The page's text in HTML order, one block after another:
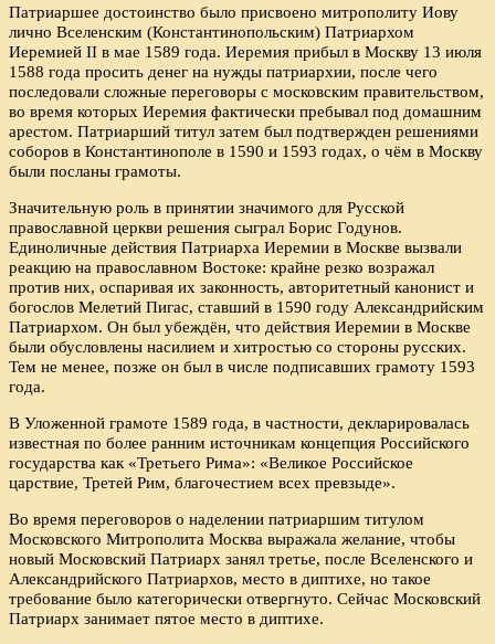
Патриаршее достоинство было присвоено митрополиту Иову
лично Вселенским (Константинопольским) Патриархом
Иеремией II в мае 1589 года. Иеремия прибыл в Москву 13 июля
1588 года просить денег на нужды патриархии, после чего
последовали сложные переговоры с московским правительством,
во время которых Иеремия фактически пребывал под домашним
арестом. Патриарший титул затем был подтвержден решениями
соборов в Константинополе в 1590 и 1593 годах, о чём в Москву
были посланы грамоты.
Значительную роль в принятии значимого для Русской
православной церкви решения сыграл Борис Годунов.
Единоличные действия Патриарха Иеремии в Москве вызвали
реакцию на православном Востоке: крайне резко возражал
против них, оспаривая их законность, авторитетный канонист и
богослов Мелетий Пигас, ставший в 1590 году Александрийским
Патриархом. Он был убеждён, что действия Иеремии в Москве
были обусловлены насилием и хитростью со стороны русских.
Тем не менее, позже он был в числе подписавших грамоту 1593
года.
В Уложенной грамоте 1589 года, в частности, декларировалась
известная по более ранним источникам концепция Российского
государства как «Третьего Рима»: «Великое Российское
царствие, Третей Рим, благочестием всех превзыде».
Во время переговоров о наделении патриаршим титулом
Московского Митрополита Москва выражала желание, чтобы
новый Московский Патриарх занял третье, после Вселенского и
Александрийского Патриархов, место в диптихе, но такое
требование было категорически отвергнуто. Сейчас Московский
Патриарх занимает пятое место в диптихе.